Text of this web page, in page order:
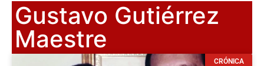
Gustavo Gutiérrez
Maestre
CRÓNICA